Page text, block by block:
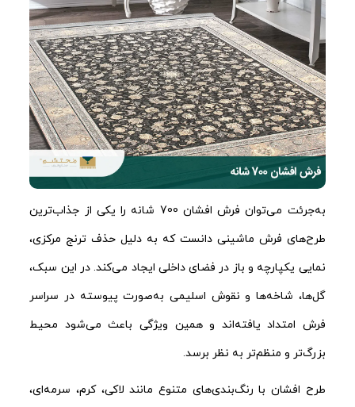
به‌جرئت می‌توان فرش افشان 700 شانه را یکی از جذاب‌ترین
طرح‌های فرش ماشینی دانست که به دلیل حذف ترنج مرکزی،
نمایی یکپارچه و باز در فضای داخلی ایجاد می‌کند. در این سبک،
گل‌ها، شاخه‌ها و نقوش اسلیمی به‌صورت پیوسته در سراسر
فرش امتداد یافته‌اند و همین ویژگی باعث می‌شود محیط
بزرگ‌تر و منظم‌تر به نظر برسد.
طرح افشان با رنگ‌بندی‌های متنوع مانند لاکی، کرم، سرمه‌ای،